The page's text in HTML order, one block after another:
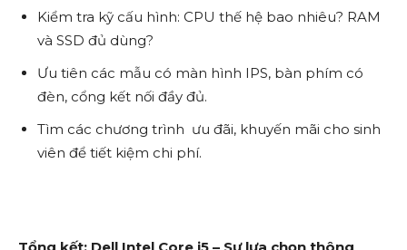
Kiểm tra kỹ cấu hình: CPU thế hệ bao nhiêu? RAM
và SSD đủ dùng?
Ưu tiên các mẫu có màn hình IPS, bàn phím có
đèn, cổng kết nối đầy đủ.
Tìm các chương trình ưu đãi, khuyến mãi cho sinh
viên để tiết kiệm chi phí.
Tổng kết: Dell Intel Core i5 – Sự lựa chọn thông